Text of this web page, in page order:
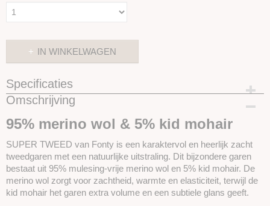
IN WINKELWAGEN
Specificaties
Productcode
Omschrijving
95% merino wol & 5% kid mohair
SUPER TWEED van Fonty is een karaktervol en heerlijk zacht
tweedgaren met een natuurlijke uitstraling. Dit bijzondere garen
bestaat uit 95% mulesing-vrije merino wol en 5% kid mohair. De
merino wol zorgt voor zachtheid, warmte en elasticiteit, terwijl de
kid mohair het garen extra volume en een subtiele glans geeft.